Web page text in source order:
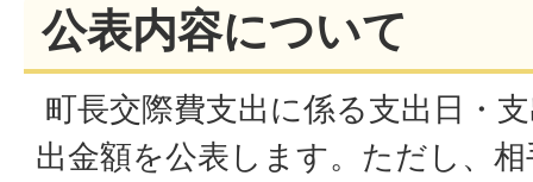
公表内容について
町長交際費支出に係る支出日・
出金額を公表します。ただし、